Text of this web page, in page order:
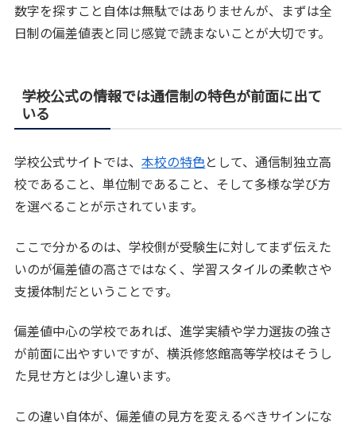
数字を探すこと自体は無駄ではありませんが、まずは全
日制の偏差値表と同じ感覚で読まないことが大切です。
学校公式の情報では通信制の特色が前面に出て
いる
学校公式サイトでは、本校の特色として、通信制独立高
校であること、単位制であること、そして多様な学び方
を選べることが示されています。
ここで分かるのは、学校側が受験生に対してまず伝えた
いのが偏差値の高さではなく、学習スタイルの柔軟さや
支援体制だということです。
偏差値中心の学校であれば、進学実績や学力選抜の強さ
が前面に出やすいですが、横浜修悠館高等学校はそうし
た見せ方とは少し違います。
この違い自体が、偏差値の見方を変えるべきサインにな